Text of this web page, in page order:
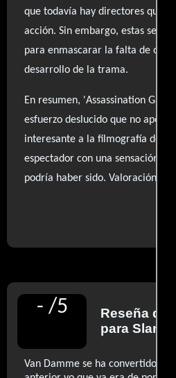
que todavía hay directores que
acción. Sin embargo, estas
para enmascarar la falta de
desarrollo de la trama.
En resumen, 'Assassination
esfuerzo deslucido que no aporta
interesante a la filmografía de
espectador con una sensación de
podría haber sido. Valoración:
- /5 Reseña de
para Slant
Van Damme se ha convertido en